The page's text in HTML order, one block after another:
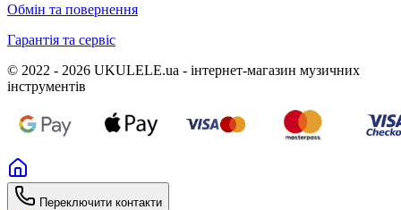
Обмін та повернення
Гарантія та сервіс
© 2022 - 2026 UKULELE.ua - інтернет-магазин музичних
інструментів
Переключити контакти